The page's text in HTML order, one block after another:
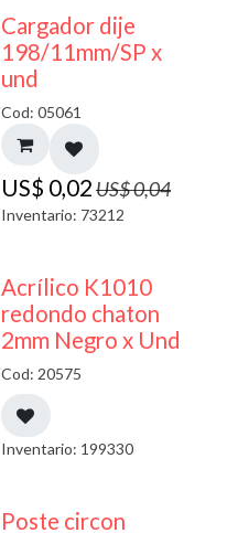
50% DESCUENTO
Cargador dije
198/11mm/SP x
und
Cod: 05061
US$ 0,02US$0,04
Inventario: 73212
50% DESCUENTO
Acrílico K1010
redondo chaton
2mm Negro x Und
Cod: 20575
Inventario: 199330
Poste circon